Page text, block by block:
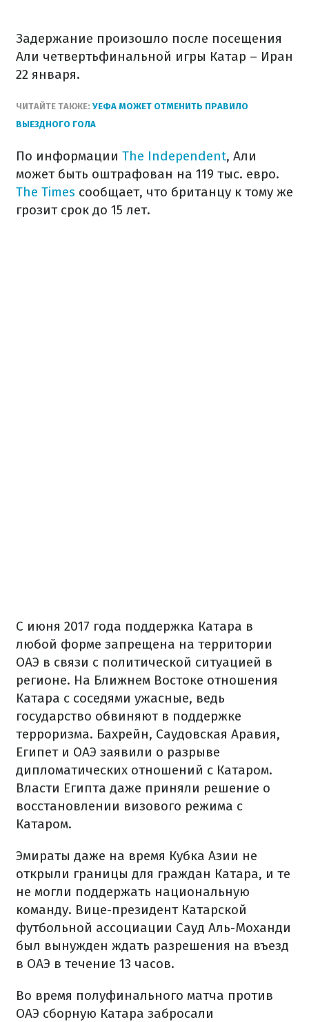
Задержание произошло после посещения
Али четвертьфинальной игры Катар – Иран
22 января.
ЧИТАЙТЕ ТАКЖЕ: УЕФА МОЖЕТ ОТМЕНИТЬ ПРАВИЛО
ВЫЕЗДНОГО ГОЛА
По информации The Independent, Али
может быть оштрафован на 119 тыс. евро.
The Times сообщает, что британцу к тому же
грозит срок до 15 лет.
С июня 2017 года поддержка Катара в
любой форме запрещена на территории
ОАЭ в связи с политической ситуацией в
регионе. На Ближнем Востоке отношения
Катара с соседями ужасные, ведь
государство обвиняют в поддержке
терроризма. Бахрейн, Саудовская Аравия,
Египет и ОАЭ заявили о разрыве
дипломатических отношений с Катаром.
Власти Египта даже приняли решение о
восстановлении визового режима с
Катаром.
Эмираты даже на время Кубка Азии не
открыли границы для граждан Катара, и те
не могли поддержать национальную
команду. Вице-президент Катарской
футбольной ассоциации Сауд Аль-Моханди
был вынужден ждать разрешения на въезд
в ОАЭ в течение 13 часов.
Во время полуфинального матча против
ОАЭ сборную Катара забросали